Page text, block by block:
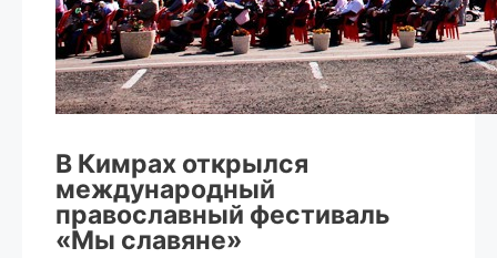
В Кимрах открылся
международный
православный фестиваль
«Мы славяне»